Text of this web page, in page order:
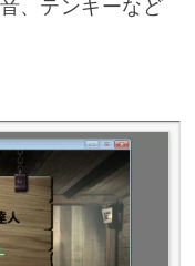
、テンキーなど